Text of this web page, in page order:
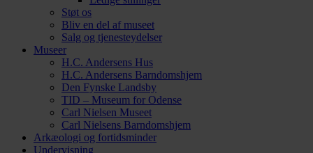
Støt os
Bliv en del af museet
Salg og tjenesteydelser
Museer
H.C. Andersens Hus
H.C. Andersens Barndomshjem
Den Fynske Landsby
TID – Museum for Odense
Carl Nielsen Museet
Carl Nielsens Barndomshjem
Arkæologi og fortidsminder
Undervisning